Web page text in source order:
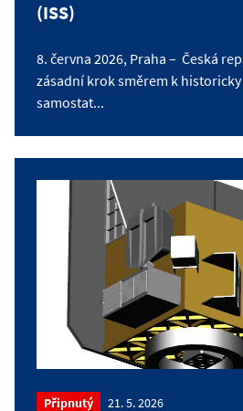
(ISS)
8. června 2026, Praha – Česká
zásadní krok směrem k
samostat...
Připnutý 21. 5. 2026